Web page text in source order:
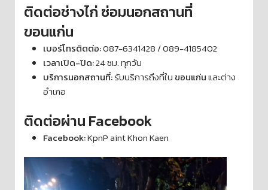
ติดต่อช่างไก่ ซ่อมนอกสถานที่
ขอนแก่น
เบอร์โทรติดต่อ:087-6341428 / 089-4185402
เวลาเปิด-ปิด:24 ชม. ทุกวัน
บริการนอกสถานที่:รับบริการถึงที่ใน ขอนแก่นและต่าง
อำเภอ
ติดต่อผ่าน Facebook
Facebook:KpnP aint Khon Kaen